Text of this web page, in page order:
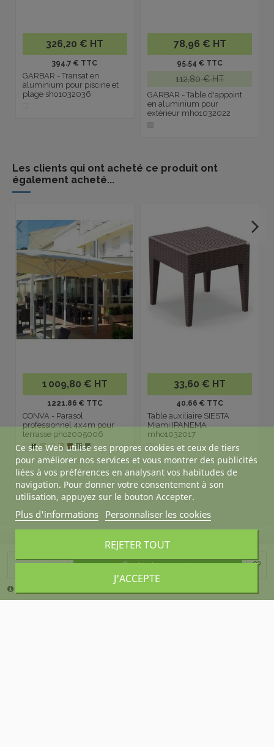
Ajouter au panier
326,20 € HT
394.7 € TTC
GARBAR - Transat en
aluminium pour piscine et
plage sho1032036
78,96 € HT
95.54 € TTC
112,80 € HT
GARBAR - Table d'appoint
en aluminium pour
extérieur mho1032022
Les clients qui ont acheté ce produit ont
également acheté...
1 009,80 € HT
1221.86 € TTC
CONVA - Parasol
professionnel 4x4m pour
terrasse pho2005006
33,60 € HT
40.66 € TTC
Table auxiliaire SIESTA
Miami IPANEMA
mho1032017
À PROPOS DE DESKANDSIT
ACHETER CALME
Ce site Web utilise ses propres cookies et ceux de tiers
pour améliorer nos services et vous montrer des publicités
liées à vos préférences en analysant vos habitudes de
navigation. Pour donner votre consentement à son
utilisation, appuyez sur le bouton Accepter.
Plus d'informations Personnaliser les cookies
REJETER TOUT
J'ACCEPTE